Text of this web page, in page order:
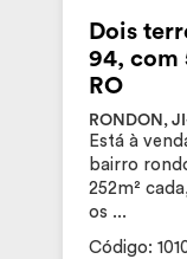
Dois
94, com
RO
RONDON,
Está à
bairro
252m²
os ...
Código: